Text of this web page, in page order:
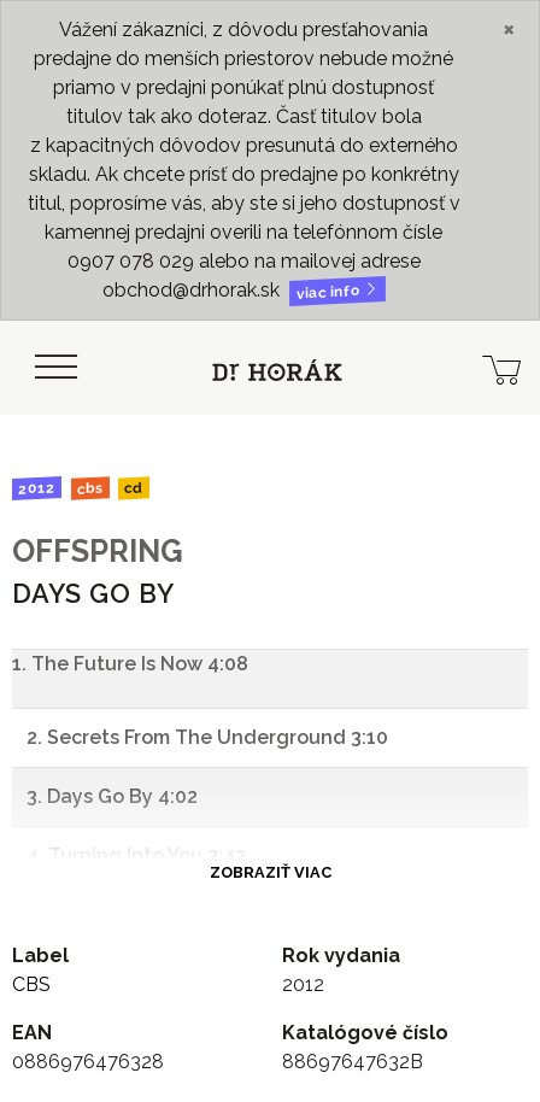
Vážení zákazníci, z dôvodu presťahovania
predajne do menších priestorov nebude možné
priamo v predajni ponúkať plnú dostupnosť
titulov tak ako doteraz. Časť titulov bola
z kapacitných dôvodov presunutá do externého
skladu. Ak chcete prísť do predajne po konkrétny
titul, poprosíme vás, aby ste si jeho dostupnosť v
kamennej predajni overili na telefónnom čísle
0907 078 029 alebo na mailovej adrese
obchod@drhorak.sk
viac info
×
2012 cbs cd
OFFSPRING
DAYS GO BY
1. The Future Is Now 4:08
2. Secrets From The Underground 3:10
3. Days Go By 4:02
4. Turning Into You 3:42
6. Cruising California (Bumpin' In My Trunk) 3:31
7. All I Have Left Is You 5:19
ZOBRAZIŤ VIAC
Label
CBS
Rok vydania
2012
EAN
0886976476328
Katalógové číslo
88697647632B